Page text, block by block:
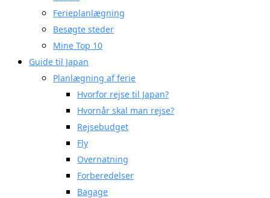
Ferieplanlægning
Besøgte steder
Mine Top 10
Guide til Japan
Planlægning af ferie
Hvorfor rejse til Japan?
Hvornår skal man rejse?
Rejsebudget
Fly
Overnatning
Forberedelser
Bagage